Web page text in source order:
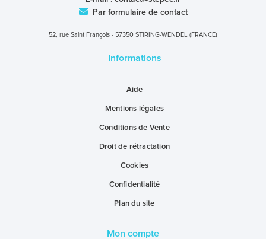
Par formulaire de contact
52, rue Saint François - 57350 STIRING-WENDEL (FRANCE)
Informations
Aide
Mentions légales
Conditions de Vente
Droit de rétractation
Cookies
Confidentialité
Plan du site
Mon compte